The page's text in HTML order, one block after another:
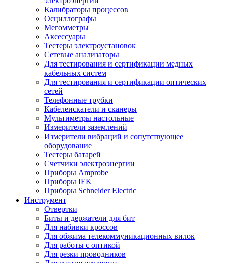
Калибраторы процессов
Осциллографы
Мегомметры
Аксессуары
Тестеры электроустановок
Сетевые анализаторы
Для тестирования и сертификации медных
кабельных систем
Для тестирования и сертификации оптических
сетей
Телефонные трубки
Кабелеискатели и сканеры
Мультиметры настольные
Измерители заземлений
Измерители вибраций и сопутствующее
оборудование
Тестеры батарей
Счетчики электроэнергии
Приборы Amprobe
Приборы IEK
Приборы Schneider Electric
Инструмент
Отвертки
Биты и держатели для бит
Для набивки кроссов
Для обжима телекоммуникационных вилок
Для работы с оптикой
Для резки проводников